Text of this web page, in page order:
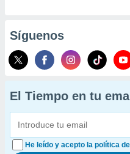
Síguenos
El Tiempo en tu
He leído y acepto la política